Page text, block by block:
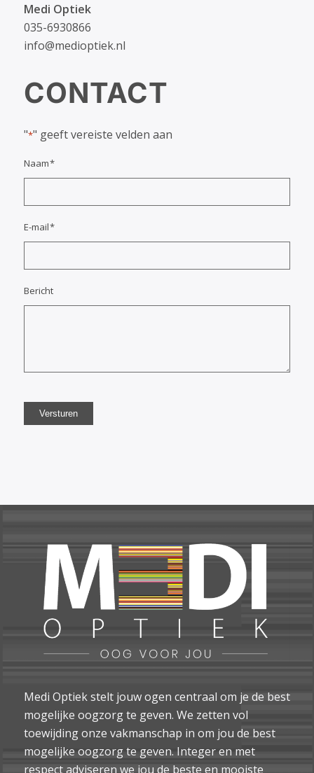
Medi Optiek
035-6930866
info@medioptiek.nl
CONTACT
"*" geeft vereiste velden aan
Naam*
E-mail*
Bericht
Versturen
Medi Optiek stelt jouw ogen centraal om je de best
mogelijke oogzorg te geven. We zetten vol
toewijding onze vakmanschap in om jou de best
mogelijke oogzorg te geven. Integer en met
respect adviseren we jou de beste en mooiste